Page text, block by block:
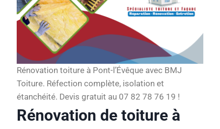
Rénovation toiture à Pont-l’Évêque avec BMJ
Toiture. Réfection complète, isolation et
étanchéité. Devis gratuit au 07 82 78 76 19 !
Rénovation de toiture à